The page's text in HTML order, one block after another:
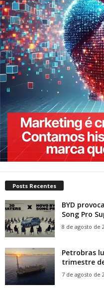
Posts Recentes
BYD
Song Pro
8 de agosto de
Petrobras
trimestre
7 de agosto de